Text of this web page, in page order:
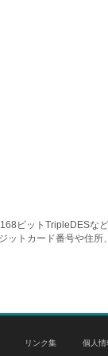
ビットTripleDESな
ットカード番号や住
リンク集 個人